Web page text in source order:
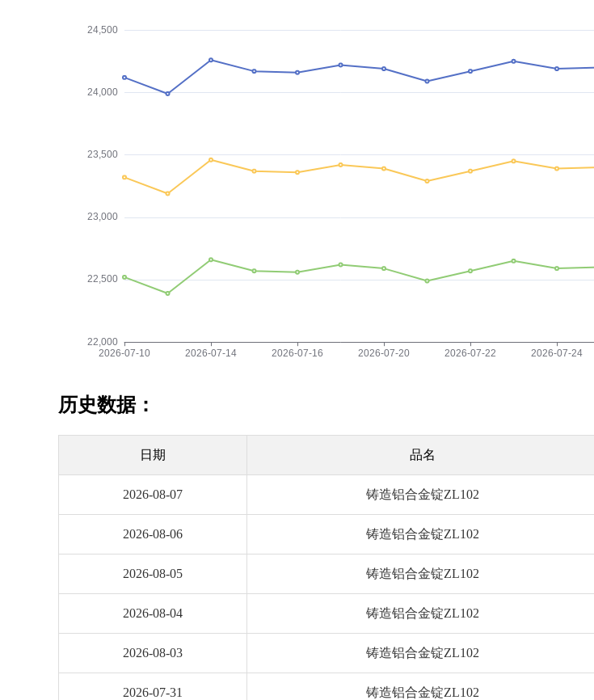
历史数据：
日期 品名
2026-08-07 铸造铝合金锭ZL102
2026-08-06 铸造铝合金锭ZL102
2026-08-05 铸造铝合金锭ZL102
2026-08-04 铸造铝合金锭ZL102
2026-08-03 铸造铝合金锭ZL102
2026-07-31 铸造铝合金锭ZL102